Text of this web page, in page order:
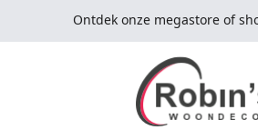
Ga naar de inhoudOntdek onze megastore of